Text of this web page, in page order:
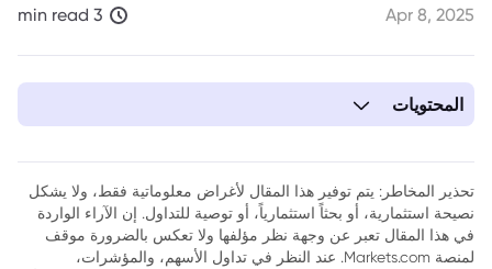
Apr 8, 2025
3 min read
المحتويات
3. ما هي التصفية القسرية؟ استراتيجيات إدارة مخاطرها
4. ما هو تجديد العقود؟ استخدامه وفوائده
تحذير المخاطر: يتم توفير هذا المقال لأغراض معلوماتية فقط، ولا يشكل
نصيحة استثمارية، أو بحثاً استثمارياً، أو توصية للتداول. إن الآراء الواردة
في هذا المقال تعبر عن وجهة نظر مؤلفها ولا تعكس بالضرورة موقف
لمنصة Markets.com. عند النظر في تداول الأسهم، والمؤشرات،